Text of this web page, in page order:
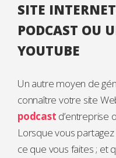
SITE
PODCAST OU
YOUTUBE
Un autre moyen de
connaître votre site
podcast d’entreprise
Lorsque vous
ce que vous faites ; et